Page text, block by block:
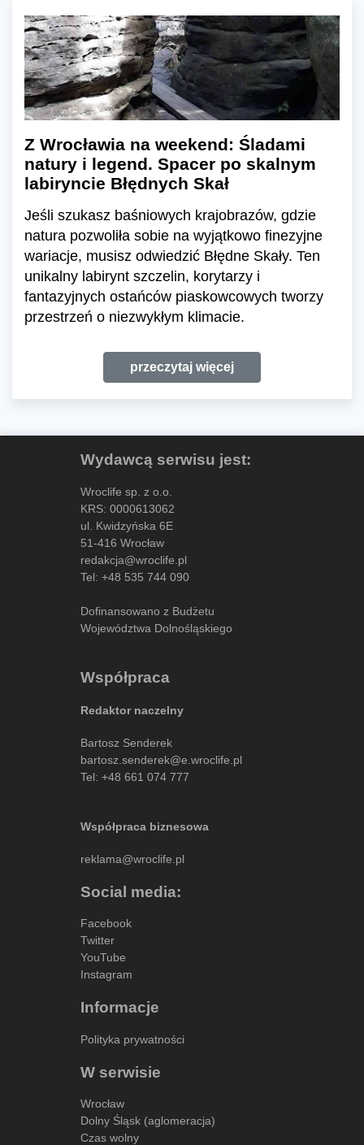
Z Wrocławia na weekend: Śladami
natury i legend. Spacer po skalnym
labiryncie Błędnych Skał
Jeśli szukasz baśniowych krajobrazów, gdzie
natura pozwoliła sobie na wyjątkowo finezyjne
wariacje, musisz odwiedzić Błędne Skały. Ten
unikalny labirynt szczelin, korytarzy i
fantazyjnych ostańców piaskowcowych tworzy
przestrzeń o niezwykłym klimacie.
przeczytaj więcej
Wydawcą serwisu jest:
Wroclife sp. z o.o.
KRS: 0000613062
ul. Kwidzyńska 6E
51-416 Wrocław
redakcja@wroclife.pl
Tel: +48 535 744 090
Dofinansowano z Budżetu
Województwa Dolnośląskiego
Współpraca
Redaktor naczelny
Bartosz Senderek
bartosz.senderek@e.wroclife.pl
Tel: +48 661 074 777
Współpraca biznesowa
reklama@wroclife.pl
Social media:
Facebook
Twitter
YouTube
Instagram
Informacje
Polityka prywatności
W serwisie
Wrocław
Dolny Śląsk (aglomeracja)
Czas wolny